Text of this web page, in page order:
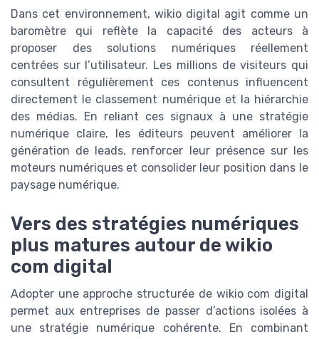
Dans cet environnement, wikio digital agit comme un
baromètre qui reflète la capacité des acteurs à
proposer des solutions numériques réellement
centrées sur l’utilisateur. Les millions de visiteurs qui
consultent régulièrement ces contenus influencent
directement le classement numérique et la hiérarchie
des médias. En reliant ces signaux à une stratégie
numérique claire, les éditeurs peuvent améliorer la
génération de leads, renforcer leur présence sur les
moteurs numériques et consolider leur position dans le
paysage numérique.
Vers des stratégies numériques
plus matures autour de wikio
com digital
Adopter une approche structurée de wikio com digital
permet aux entreprises de passer d’actions isolées à
une stratégie numérique cohérente. En combinant